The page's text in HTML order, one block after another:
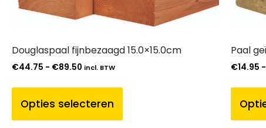
Douglaspaal fijnbezaagd 15.0×15.0cm
€44.75 - €89.50 incl. BTW
Opties selecteren
Paal
€14.95 -